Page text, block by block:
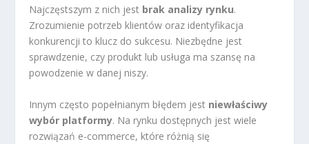
Najczęstszym z nich jest brak analizy rynku.
Zrozumienie potrzeb klientów oraz identyfikacja
konkurencji to klucz do sukcesu. Niezbędne jest
sprawdzenie, czy produkt lub usługa ma szansę na
powodzenie w danej niszy.
Innym często popełnianym błędem jest niewłaściwy
wybór platformy. Na rynku dostępnych jest wiele
rozwiązań e-commerce, które różnią się